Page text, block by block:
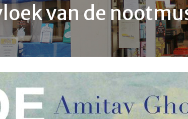
van de